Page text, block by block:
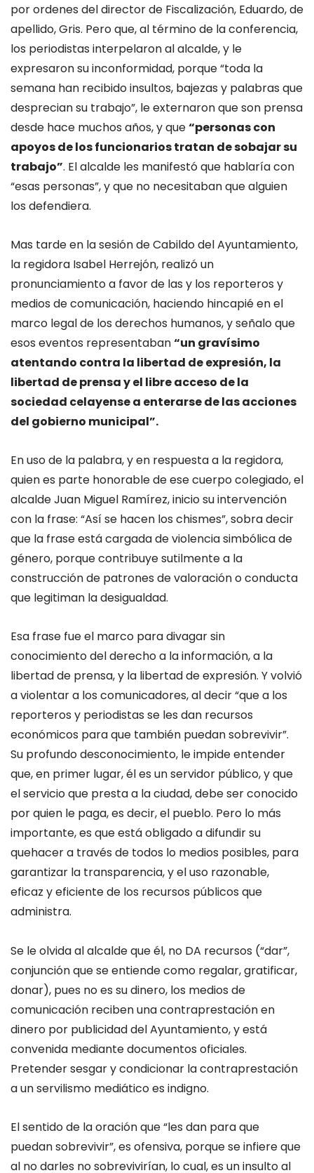
por ordenes del director de Fiscalización, Eduardo, de
apellido, Gris. Pero que, al término de la conferencia,
los periodistas interpelaron al alcalde, y le
expresaron su inconformidad, porque “toda la
semana han recibido insultos, bajezas y palabras que
desprecian su trabajo”, le externaron que son prensa
desde hace muchos años, y que“personas con
apoyos de los funcionarios tratan de sobajar su
trabajo”. El alcalde les manifestó que hablaría con
“esas personas”, y que no necesitaban que alguien
los defendiera.
Mas tarde en la sesión de Cabildo del Ayuntamiento,
la regidora Isabel Herrejón, realizó un
pronunciamiento a favor de las y los reporteros y
medios de comunicación, haciendo hincapié en el
marco legal de los derechos humanos, y señalo que
esos eventos representaban“un gravísimo
atentando contra la libertad de expresión, la
libertad de prensa y el libre acceso de la
sociedad celayense a enterarse de las acciones
del gobierno municipal”.
En uso de la palabra, y en respuesta a la regidora,
quien es parte honorable de ese cuerpo colegiado, el
alcalde Juan Miguel Ramírez, inicio su intervención
con la frase: “Así se hacen los chismes”, sobra decir
que la frase está cargada de violencia simbólica de
género, porque contribuye sutilmente a la
construcción de patrones de valoración o conducta
que legitiman la desigualdad.
Esa frase fue el marco para divagar sin
conocimiento del derecho a la información, a la
libertad de prensa, y la libertad de expresión. Y volvió
a violentar a los comunicadores, al decir “que a los
reporteros y periodistas se les dan recursos
económicos para que también puedan sobrevivir”.
Su profundo desconocimiento, le impide entender
que, en primer lugar, él es un servidor público, y que
el servicio que presta a la ciudad, debe ser conocido
por quien le paga, es decir, el pueblo. Pero lo más
importante, es que está obligado a difundir su
quehacer a través de todos lo medios posibles, para
garantizar la transparencia, y el uso razonable,
eficaz y eficiente de los recursos públicos que
administra.
Se le olvida al alcalde que él, no DA recursos (“dar”,
conjunción que se entiende como regalar, gratificar,
donar), pues no es su dinero, los medios de
comunicación reciben una contraprestación en
dinero por publicidad del Ayuntamiento, y está
convenida mediante documentos oficiales.
Pretender sesgar y condicionar la contraprestación
a un servilismo mediático es indigno.
El sentido de la oración que “les dan para que
puedan sobrevivir”, es ofensiva, porque se infiere que
al no darles no sobrevivirían, lo cual, es un insulto al